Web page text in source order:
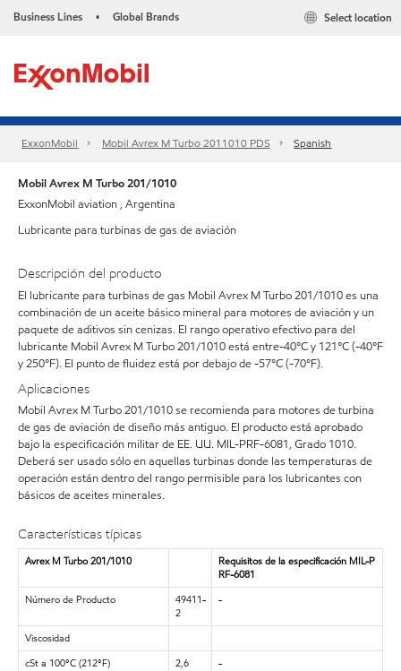
Business Lines • Global Brands Select location
ExxonMobil Mobil Avrex M Turbo 2011010 PDS Spanish
Mobil Avrex M Turbo 201/1010
ExxonMobil aviation , Argentina
Lubricante para turbinas de gas de aviación
Descripción del producto
El lubricante para turbinas de gas Mobil Avrex M Turbo 201/1010 es una
combinación de un aceite básico mineral para motores de aviación y un
paquete de aditivos sin cenizas. El rango operativo efectivo para del
lubricante Mobil Avrex M Turbo 201/1010 está entre-40°C y 121°C (-40°F
y 250°F). El punto de fluidez está por debajo de -57°C (-70°F).
Aplicaciones
Mobil Avrex M Turbo 201/1010 se recomienda para motores de turbina
de gas de aviación de diseño más antiguo. El producto está aprobado
bajo la especificación militar de EE. UU. MIL-PRF-6081, Grado 1010.
Deberá ser usado sólo en aquellas turbinas donde las temperaturas de
operación están dentro del rango permisible para los lubricantes con
básicos de aceites minerales.
Características típicas
Avrex M Turbo 201/1010
Requisitos de la especificación MIL-P
RF-6081
Número de Producto
49411-
2
-
Viscosidad
cSt a 100°C (212°F)
2,6
-